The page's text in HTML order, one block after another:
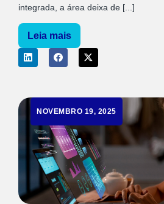
integrada, a área deixa de [...]
Leia mais
NOVEMBRO 19, 2025